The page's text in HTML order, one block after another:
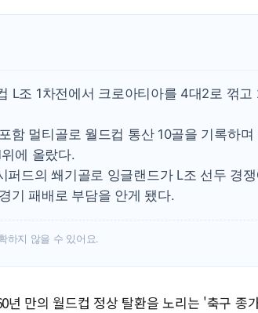
L조 1차전에서 크로아티아를 4대2로 꺾고
함 멀티골로 월드컵 통산 10골을 기록하
에 올랐다.
퍼드의 쐐기골로 잉글랜드가 L조 선두 경
기 패배로 부담을 안게 됐다.
하지 않을 수 있어요.
년 만의 월드컵 정상 탈환을 노리는 '축구 종